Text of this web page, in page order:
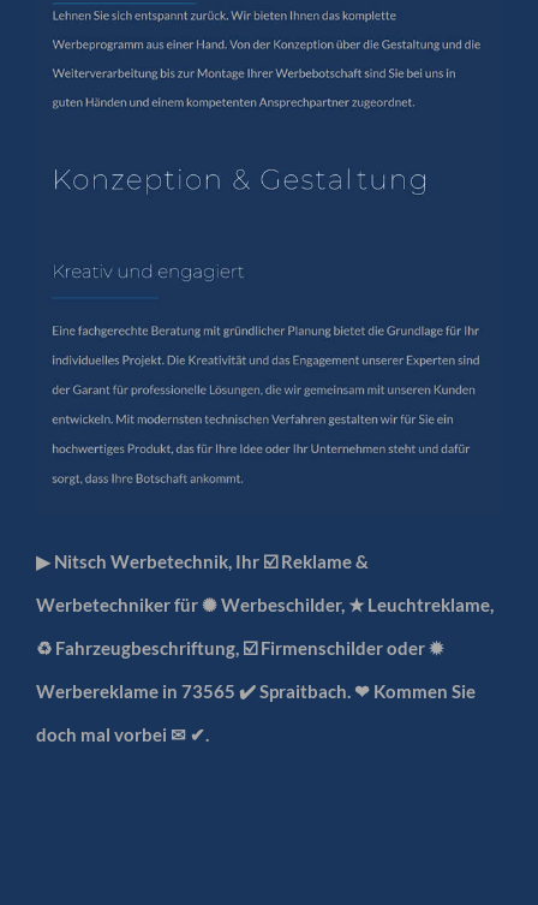
▶︎ Nitsch Werbetechnik, Ihr ☑️ Reklame &
Werbetechniker für ✺ Werbeschilder, ★ Leuchtreklame,
♻ Fahrzeugbeschriftung, ☑️ Firmenschilder oder ✹
Werbereklame in 73565 ✔️ Spraitbach. ❤ Kommen Sie
doch mal vorbei ✉ ✔.